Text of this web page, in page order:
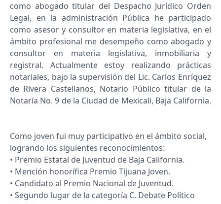
como abogado titular del Despacho Jurídico Orden
Legal, en la administración Pública he participado
como asesor y consultor en materia legislativa, en el
ámbito profesional me desempeño como abogado y
consultor en materia legislativa, inmobiliaria y
registral. Actualmente estoy realizando prácticas
notariales, bajo la supervisión del Lic. Carlos Enríquez
de Rivera Castellanos, Notario Público titular de la
Notaría No. 9 de la Ciudad de Mexicali, Baja California.
Como joven fui muy participativo en el ámbito social,
logrando los siguientes reconocimientos:
• Premio Estatal de Juventud de Baja California.
• Mención honorífica Premio Tijuana Joven.
• Candidato al Premio Nacional de Juventud.
• Segundo lugar de la categoría C. Debate Político